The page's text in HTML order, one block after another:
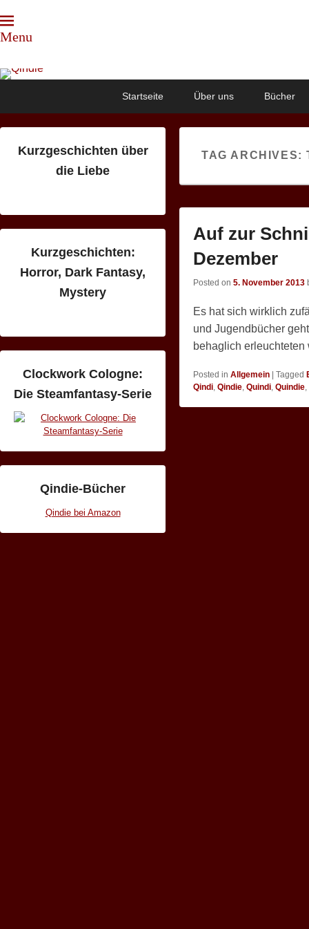
Menu
Qindie
Das Autorenkorrektiv
Startseite Über uns Bücher
TAG ARCHIVES:
Auf zur
Dezember
Posted on 5. November 2013
Es hat sich wirklich
und Jugendbücher
behaglich
Posted in Allgemein | Tagged
Qindi Qindie Quindi Quindie
Kurzgeschichten über
die Liebe
Kurzgeschichten:
Horror, Dark Fantasy,
Mystery
Clockwork Cologne:
Die Steamfantasy-Serie
Qindie-Bücher
Qindie bei Amazon